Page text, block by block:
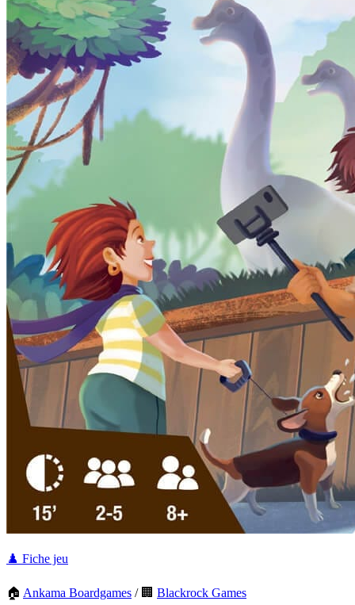
♟️ Fiche jeu
🏠 Ankama Boardgames / 🏢 Blackrock Games